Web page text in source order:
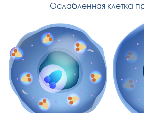
Ослабленная клетка